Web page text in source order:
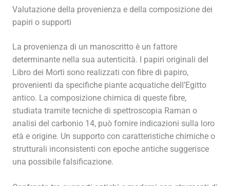
Valutazione della provenienza e della composizione dei
papiri o supporti
La provenienza di un manoscritto è un fattore
determinante nella sua autenticità. I papiri originali del
Libro dei Morti sono realizzati con fibre di papiro,
provenienti da specifiche piante acquatiche dell’Egitto
antico. La composizione chimica di queste fibre,
studiata tramite tecniche di spettroscopia Raman o
analisi del carbonio 14, può fornire indicazioni sulla loro
età e origine. Un supporto con caratteristiche chimiche o
strutturali inconsistenti con epoche antiche suggerisce
una possibile falsificazione.